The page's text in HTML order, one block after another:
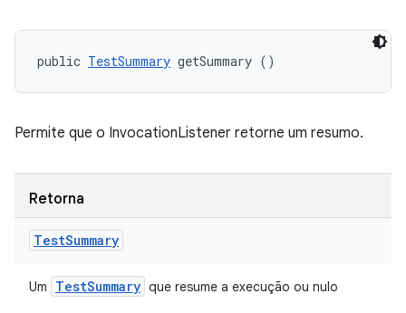
public TestSummary getSummary ()
Permite que o InvocationListener retorne um resumo.
Retorna
TestSummary
Um TestSummary que resume a execução ou nulo